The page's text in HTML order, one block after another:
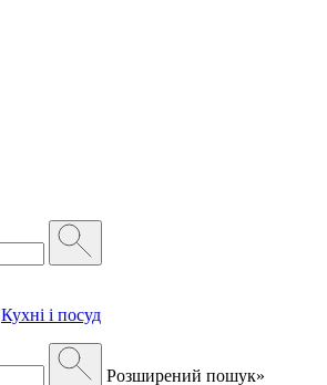
Кухні і посуд
Розширений пошук»